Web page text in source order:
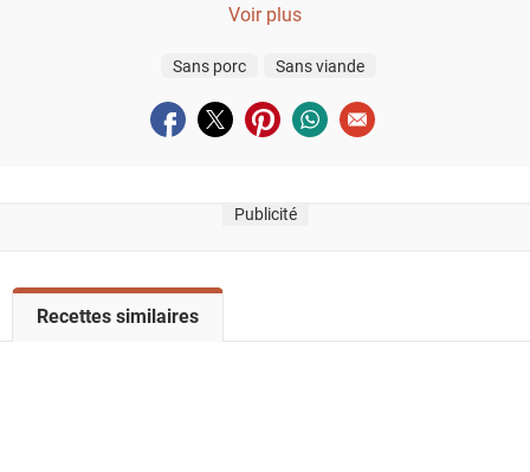
amateurs de crustacés, mais en plus, elle se prépare
Voir plus
Sans porc Sans viande
Partager sur facebook
Partager sur twitter
Partager sur pinterest
Partager sur whatsapp
Envoyer à un ami
Publicité
o
Recettes similaires